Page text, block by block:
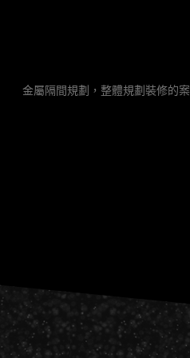
金屬隔間規劃，整體規劃裝修的案